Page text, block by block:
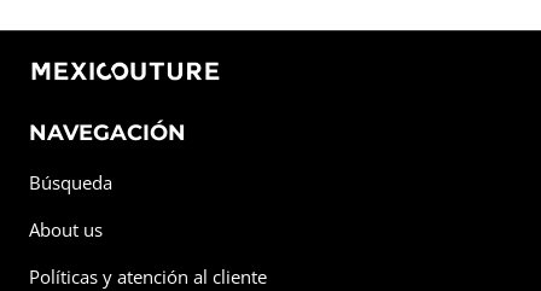
NAVEGACIÓN
Búsqueda
About us
Políticas y atención al cliente